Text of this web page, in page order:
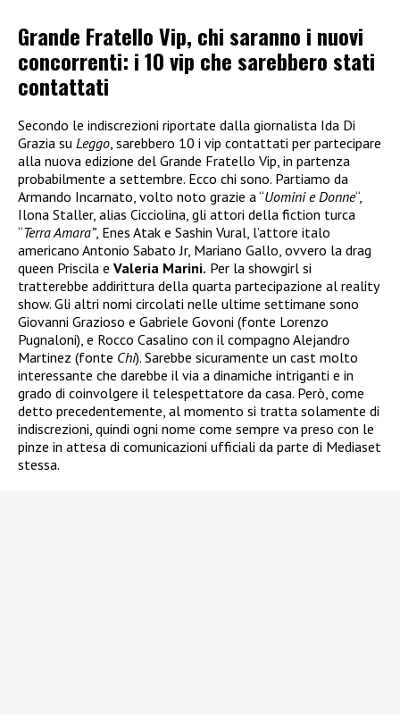
Grande Fratello Vip, chi saranno i nuovi
concorrenti: i 10 vip che sarebbero stati
contattati
Secondo le indiscrezioni riportate dalla giornalista Ida Di
Grazia su Leggo, sarebbero 10 i vip contattati per partecipare
alla nuova edizione del Grande Fratello Vip, in partenza
probabilmente a settembre. Ecco chi sono. Partiamo da
Armando Incarnato, volto noto grazie a “Uomini e Donne“,
Ilona Staller, alias Cicciolina, gli attori della fiction turca
“Terra Amara”, Enes Atak e Sashin Vural, l’attore italo
americano Antonio Sabato Jr, Mariano Gallo, ovvero la drag
queen Priscila e Valeria Marini. Per la showgirl si
tratterebbe addirittura della quarta partecipazione al reality
show. Gli altri nomi circolati nelle ultime settimane sono
Giovanni Grazioso e Gabriele Govoni (fonte Lorenzo
Pugnaloni), e Rocco Casalino con il compagno Alejandro
Martinez (fonte Chi). Sarebbe sicuramente un cast molto
interessante che darebbe il via a dinamiche intriganti e in
grado di coinvolgere il telespettatore da casa. Però, come
detto precedentemente, al momento si tratta solamente di
indiscrezioni, quindi ogni nome come sempre va preso con le
pinze in attesa di comunicazioni ufficiali da parte di Mediaset
stessa.